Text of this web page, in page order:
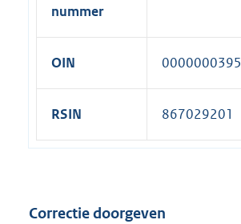
nummer
OIN
RSIN 867029201
Correctie doorgeven